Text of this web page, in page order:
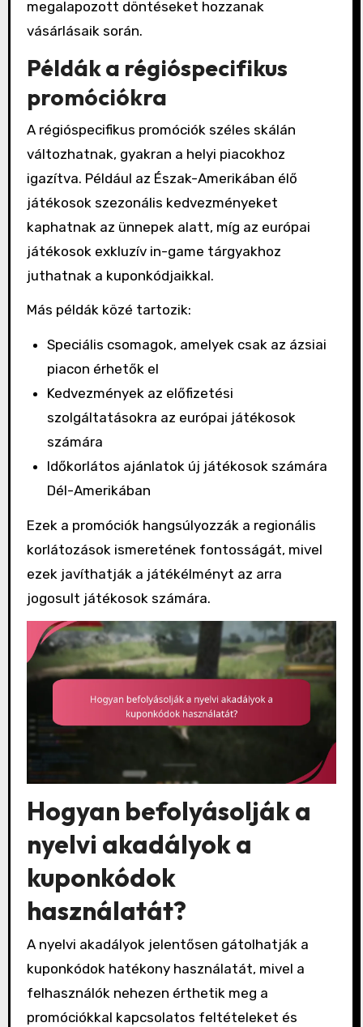
megalapozott döntéseket hozzanak
vásárlásaik során.
Példák a régióspecifikus
promóciókra
A régióspecifikus promóciók széles skálán
változhatnak, gyakran a helyi piacokhoz
igazítva. Például az Észak-Amerikában élő
játékosok szezonális kedvezményeket
kaphatnak az ünnepek alatt, míg az európai
játékosok exkluzív in-game tárgyakhoz
juthatnak a kuponkódjaikkal.
Más példák közé tartozik:
Speciális csomagok, amelyek csak az ázsiai
piacon érhetők el
Kedvezmények az előfizetési
szolgáltatásokra az európai játékosok
számára
Időkorlátos ajánlatok új játékosok számára
Dél-Amerikában
Ezek a promóciók hangsúlyozzák a regionális
korlátozások ismeretének fontosságát, mivel
ezek javíthatják a játékélményt az arra
jogosult játékosok számára.
Hogyan befolyásolják a
nyelvi akadályok a
kuponkódok
használatát?
A nyelvi akadályok jelentősen gátolhatják a
kuponkódok hatékony használatát, mivel a
felhasználók nehezen érthetik meg a
promóciókkal kapcsolatos feltételeket és